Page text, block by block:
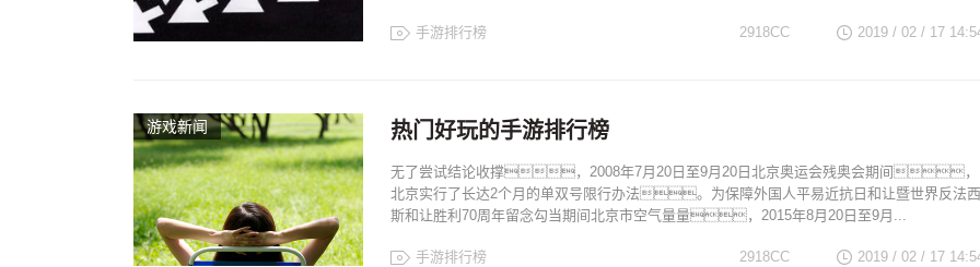
手游排行榜 2019 / 02 / 17
2918CC
游戏新闻 热门好玩的手游排行榜
无了尝试结论收撑，2008年7月20日至9月20日北京奥运会残奥会期间，
北京实行了长达2个月的单双号限行办法。为保障外国人平易近抗日和让暨世界反法西
斯和让胜利70周年留念勾当期间北京市空气量量，2015年8月20日至9月...
手游排行榜 2019 / 02 / 17
2918CC